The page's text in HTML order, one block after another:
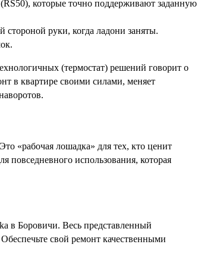
которые точно поддерживают заданную
руки, когда ладони заняты.
(термостат) решений говорит о
в квартире своими силами, меняет
«рабочая лошадка» для тех, кто ценит
повседневного использования, которая
в Боровичи. Весь представленный
свой ремонт качественными